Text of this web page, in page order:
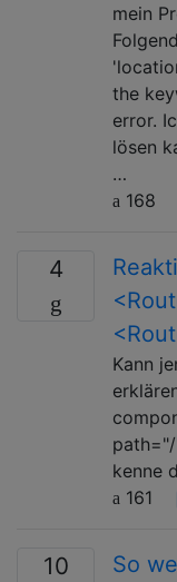
mein
the
error.
lösen
…
168
4
Kann
kenne
161
10
So